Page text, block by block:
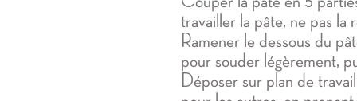
travailler la pâte, ne pas la
Ramener le dessous du
pour souder légèrement,
Déposer sur plan de